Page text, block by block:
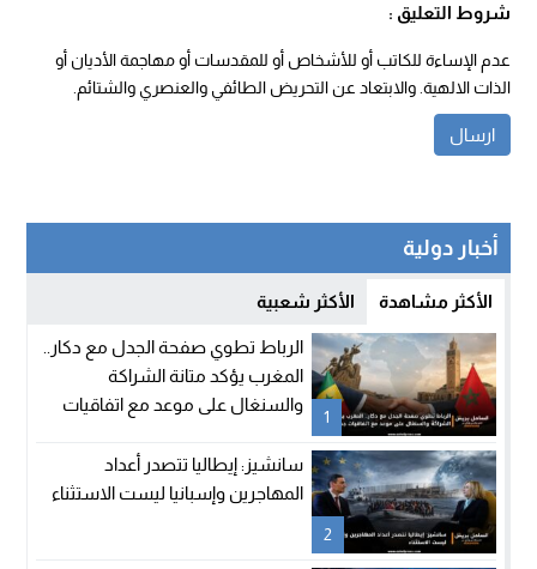
شروط التعليق :
عدم الإساءة للكاتب أو للأشخاص أو للمقدسات أو مهاجمة الأديان أو
الذات الالهية. والابتعاد عن التحريض الطائفي والعنصري والشتائم.
أخبار دولية
الأكثر مشاهدة الأكثر شعبية
1
الرباط تطوي صفحة الجدل مع دكار..
المغرب يؤكد متانة الشراكة
والسنغال على موعد مع اتفاقيات
2
سانشيز: إيطاليا تتصدر أعداد
المهاجرين وإسبانيا ليست الاستثناء